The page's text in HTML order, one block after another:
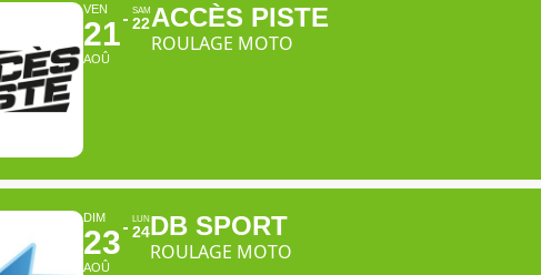
VEN
21
AOÛ
SAM
22ACCÈS PISTE
ROULAGE MOTO
DIM
23
AOÛ
LUN
24DB SPORT
ROULAGE MOTO